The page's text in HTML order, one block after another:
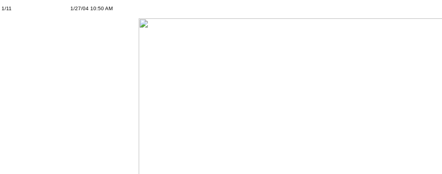
1/11 1/27/04 10:50 AM